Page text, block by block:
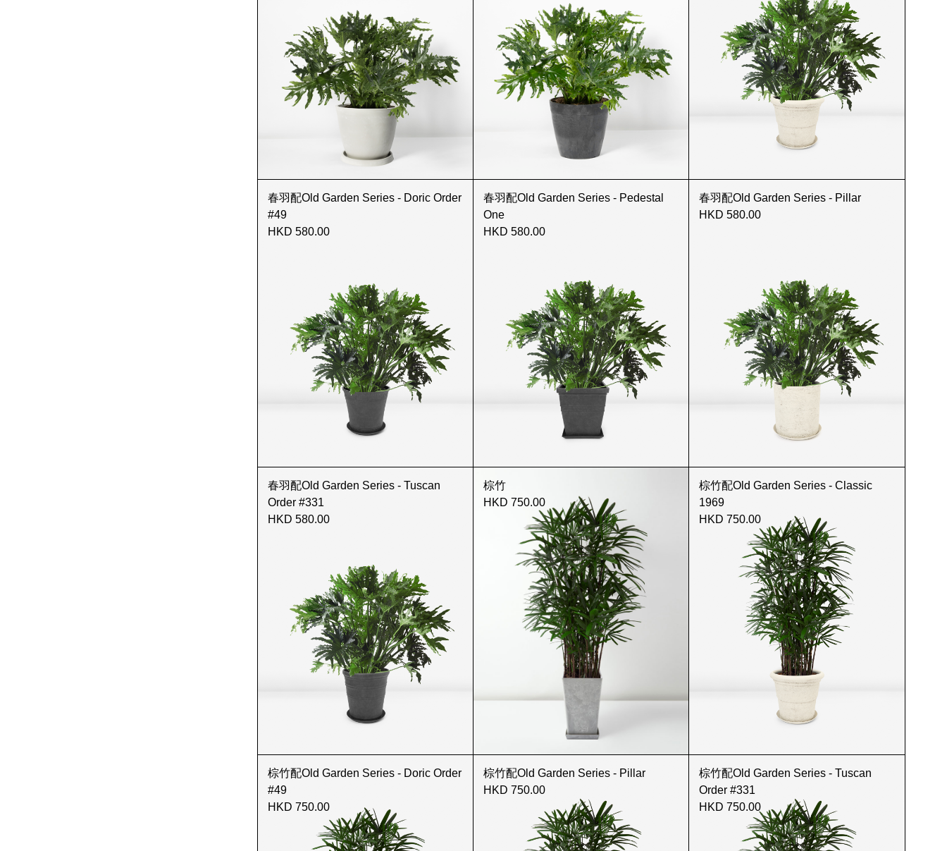
春羽配Old Garden Series - Doric Order
#49
HKD 580.00
春羽配Old Garden Series - Pedestal
One
HKD 580.00
春羽配Old Garden Series - Pillar
HKD 580.00
春羽配Old Garden Series - Tuscan
Order #331
HKD 580.00
棕竹
HKD 750.00
棕竹配Old Garden Series - Classic
1969
HKD 750.00
棕竹配Old Garden Series - Doric Order
#49
HKD 750.00
棕竹配Old Garden Series - Pillar
HKD 750.00
棕竹配Old Garden Series - Tuscan
Order #331
HKD 750.00